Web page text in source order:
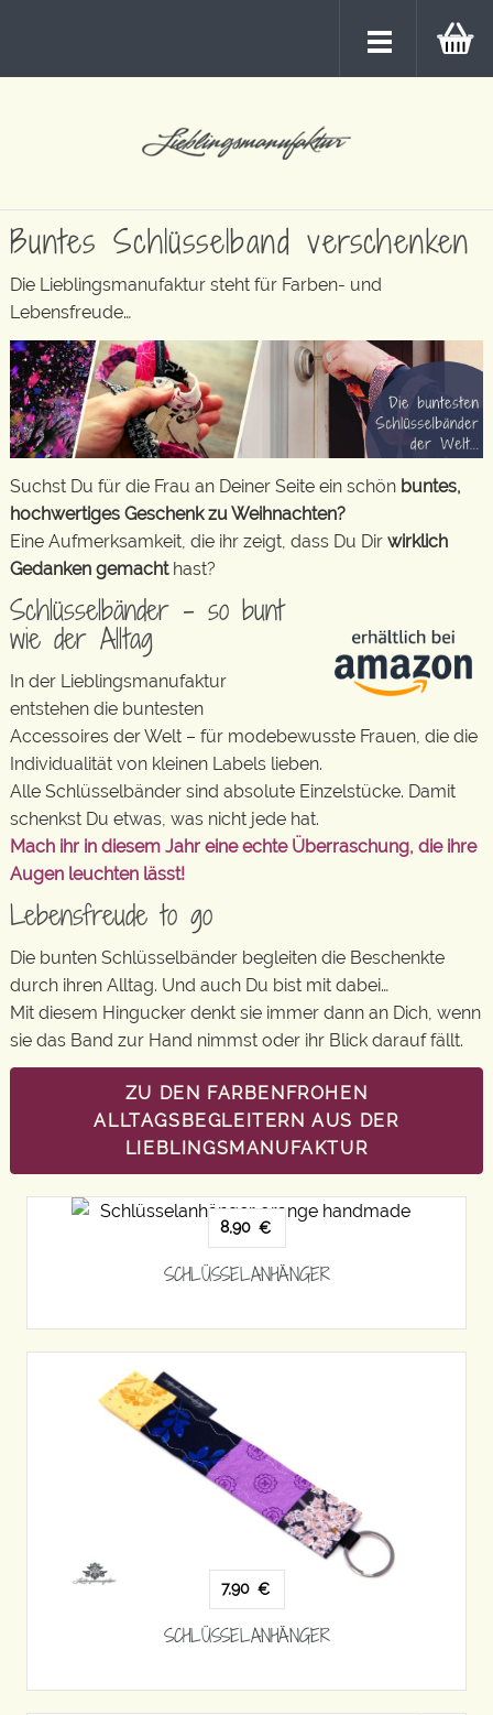
Buntes Schlüsselband verschenken
Die Lieblingsmanufaktur steht für Farben- und
Lebensfreude…
Suchst Du für die Frau an Deiner Seite ein schön buntes,
hochwertiges Geschenk zu Weihnachten?
Eine Aufmerksamkeit, die ihr zeigt, dass Du Dir wirklich
Gedanken gemachthast?
Schlüsselbänder – so bunt
wie der Alltag
In der Lieblingsmanufaktur
entstehen die buntesten
Accessoires der Welt – für modebewusste Frauen, die die
Individualität von kleinen Labels lieben.
Alle Schlüsselbänder sind absolute Einzelstücke. Damit
schenkst Du etwas, was nicht jede hat.
Mach ihr in diesem Jahr eine echte Überraschung, die ihre
Augen leuchten lässt!
Lebensfreude to go
Die bunten Schlüsselbänder begleiten die Beschenkte
durch ihren Alltag. Und auch Du bist mit dabei…
Mit diesem Hingucker denkt sie immer dann an Dich, wenn
sie das Band zur Hand nimmst oder ihr Blick darauf fällt.
ZU DEN FARBENFROHEN
ALLTAGSBEGLEITERN AUS DER
LIEBLINGSMANUFAKTUR
8,90 €
SCHLÜSSELANHÄNGER
7,90 €
SCHLÜSSELANHÄNGER